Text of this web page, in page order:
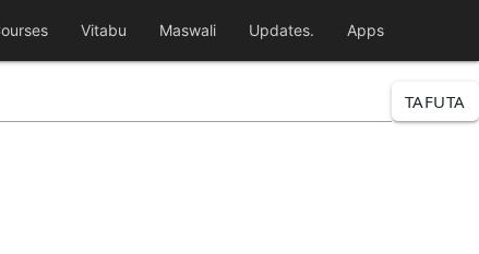
Vitabu Maswali Updates. Apps
TAFUTA